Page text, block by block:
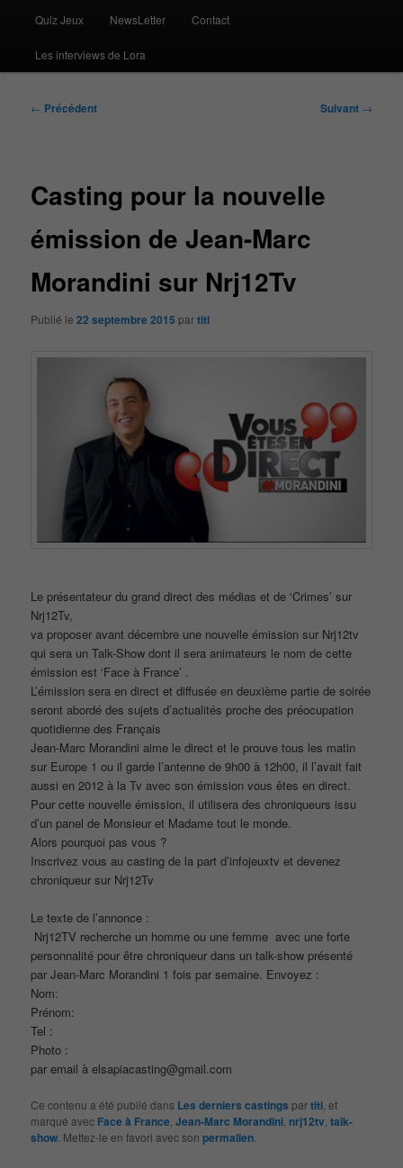
Quiz Jeux NewsLetter Contact
Les interviews de Lora
Navigation
← Précédent Suivant →
Casting pour la nouvelle
émission de Jean-Marc
Morandini sur Nrj12Tv
Publié le22 septembre 2015 partiti
Le présentateur du grand direct des médias et de ‘Crimes’ sur
Nrj12Tv,
va proposer avant décembre une nouvelle émission sur Nrj12tv
qui sera un Talk-Show dont il sera animateurs le nom de cette
émission est ‘Face à France’ .
L’émission sera en direct et diffusée en deuxième partie de soirée
seront abordé des sujets d’actualités proche des préocupation
quotidienne des Français
Jean-Marc Morandini aime le direct et le prouve tous les matin
sur Europe 1 ou il garde l’antenne de 9h00 à 12h00, il l’avait fait
aussi en 2012 à la Tv avec son émission vous êtes en direct.
Pour cette nouvelle émission, il utilisera des chroniqueurs issu
d’un panel de Monsieur et Madame tout le monde.
Alors pourquoi pas vous ?
Inscrivez vous au casting de la part d’infojeuxtv et devenez
chroniqueur sur Nrj12Tv
Le texte de l’annonce :
Nrj12TV recherche un homme ou une femme avec une forte
personnalité pour être chroniqueur dans un talk-show présenté
par Jean-Marc Morandini 1 fois par semaine. Envoyez :
Nom:
Prénom:
Tel :
Photo :
par email à elsapiacasting@gmail.com
Ce contenu a été publié dans Les derniers castings partiti , et
marqué avec Face à France ,Jean-Marc Morandini nrj12tv ,talk-
show . Mettez-le en favori avec sonpermalien